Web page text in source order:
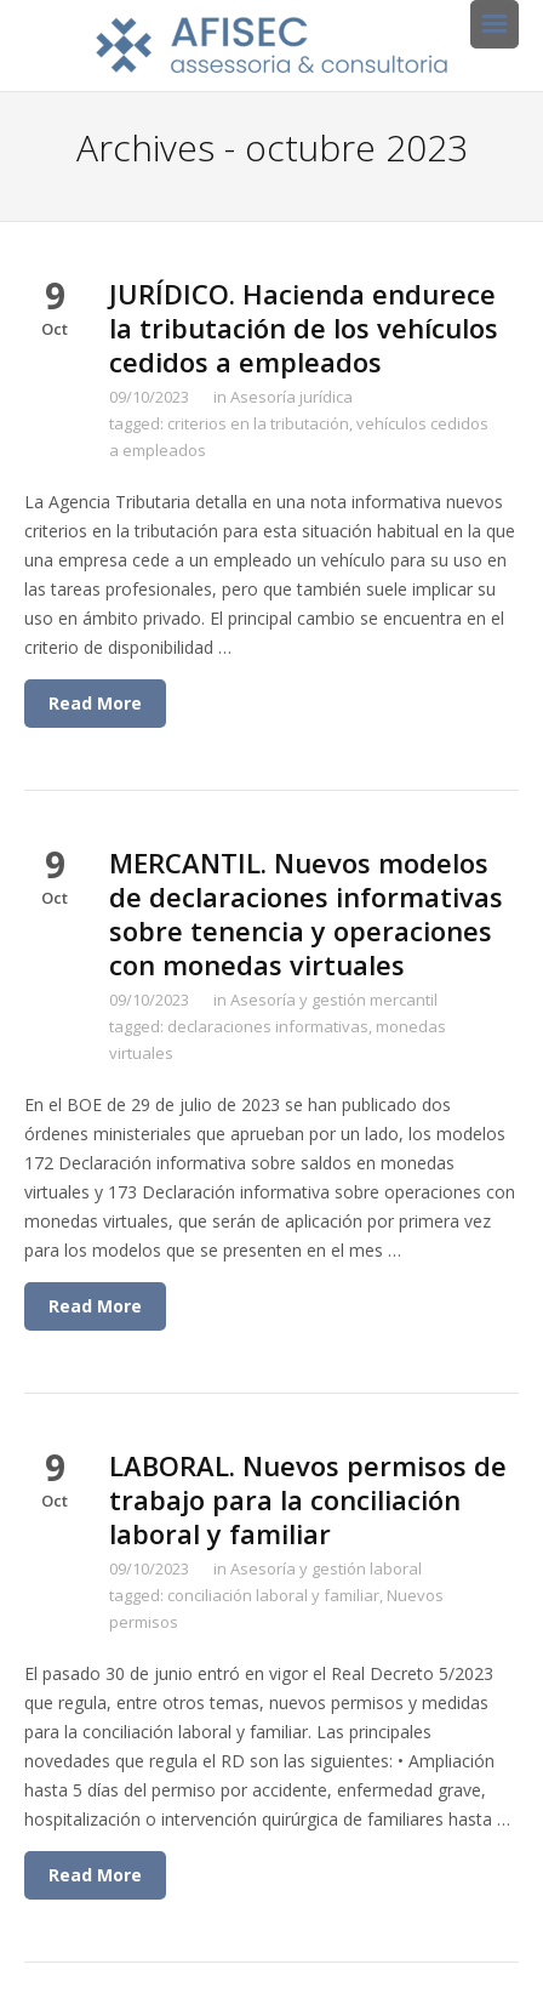
Archives - octubre 2023
9
Oct
JURÍDICO. Hacienda endurece
la tributación de los vehículos
cedidos a empleados
09/10/2023 in Asesoría jurídica
tagged: criterios en la tributación,vehículos cedidos
a empleados
La Agencia Tributaria detalla en una nota informativa nuevos
criterios en la tributación para esta situación habitual en la que
una empresa cede a un empleado un vehículo para su uso en
las tareas profesionales, pero que también suele implicar su
uso en ámbito privado. El principal cambio se encuentra en el
criterio de disponibilidad …
Read More
9
Oct
MERCANTIL. Nuevos modelos
de declaraciones informativas
sobre tenencia y operaciones
con monedas virtuales
09/10/2023 in Asesoría y gestión mercantil
tagged: declaraciones informativas, monedas
virtuales
En el BOE de 29 de julio de 2023 se han publicado dos
órdenes ministeriales que aprueban por un lado, los modelos
172 Declaración informativa sobre saldos en monedas
virtuales y 173 Declaración informativa sobre operaciones con
monedas virtuales, que serán de aplicación por primera vez
para los modelos que se presenten en el mes …
Read More
9
Oct
LABORAL. Nuevos permisos de
trabajo para la conciliación
laboral y familiar
09/10/2023 in Asesoría y gestión laboral
tagged: conciliación laboral y familiar, Nuevos
permisos
El pasado 30 de junio entró en vigor el Real Decreto 5/2023
que regula, entre otros temas, nuevos permisos y medidas
para la conciliación laboral y familiar. Las principales
novedades que regula el RD son las siguientes: • Ampliación
hasta 5 días del permiso por accidente, enfermedad grave,
hospitalización o intervención quirúrgica de familiares hasta …
Read More